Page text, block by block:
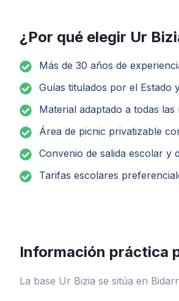
¿Por qué elegir Ur
Más de 30 años de
Guías titulados por el Estado
Material adaptado a todas
Área de picnic privatizable
Convenio de salida escolar y
Tarifas escolares
Información práctica
La base Ur Bizia se sitúa en